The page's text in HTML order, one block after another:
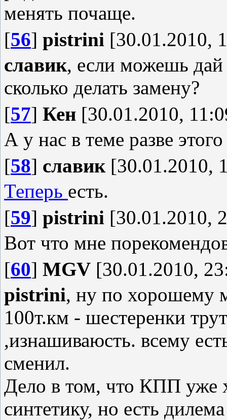
менять почаще.
[56] pistrini [30.01.2010,
славик, если можешь дай
сколько делать замену?
[57] Кен [30.01.2010,
А у нас в теме разве
[58] славик[30.01.2010,
Теперь есть.
[59] pistrini [30.01.2010,
Вот что мне
[60] MGV [30.01.2010,
pistrini, ну по хорошему
100т.км - шестеренки
,изнашиваюсть. всему
сменил.
Дело в том, что КПП уже
синтетику, но есть